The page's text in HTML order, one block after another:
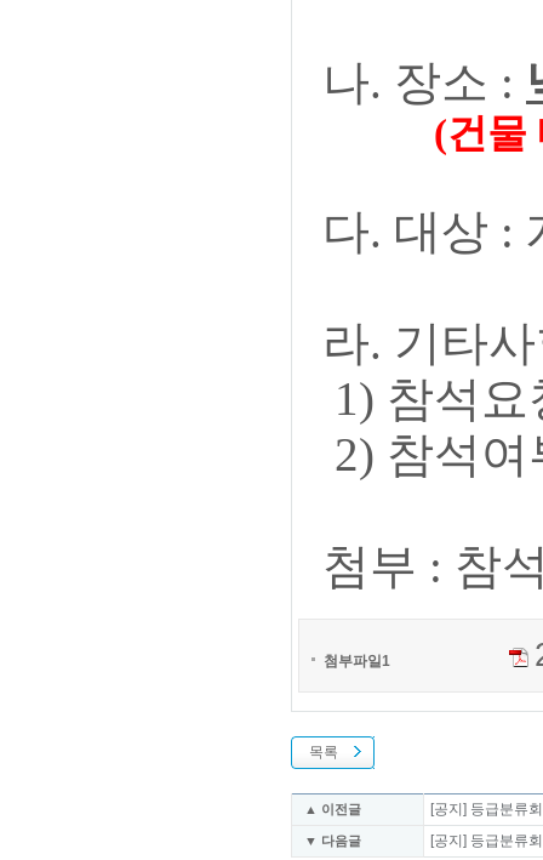
나. 장소 :
(건물 내
다. 대상 :
라. 기타
1) 참석요
2) 참석여
첨부 : 참
첨부파일1
목록
▲ 이전글 [공지] 등급분류
▼ 다음글 [공지] 등급분류